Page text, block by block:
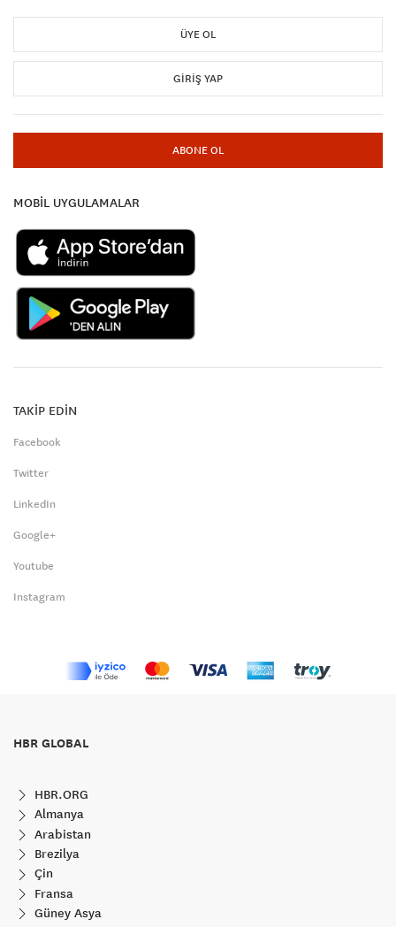
ÜYE OL
GIRIŞ YAP
ABONE OL
MOBİL UYGULAMALAR
TAKİP EDİN
Facebook
Twitter
LinkedIn
Google+
Youtube
Instagram
HBR GLOBAL
HBR.ORG
Almanya
Arabistan
Brezilya
Çin
Fransa
Güney Asya